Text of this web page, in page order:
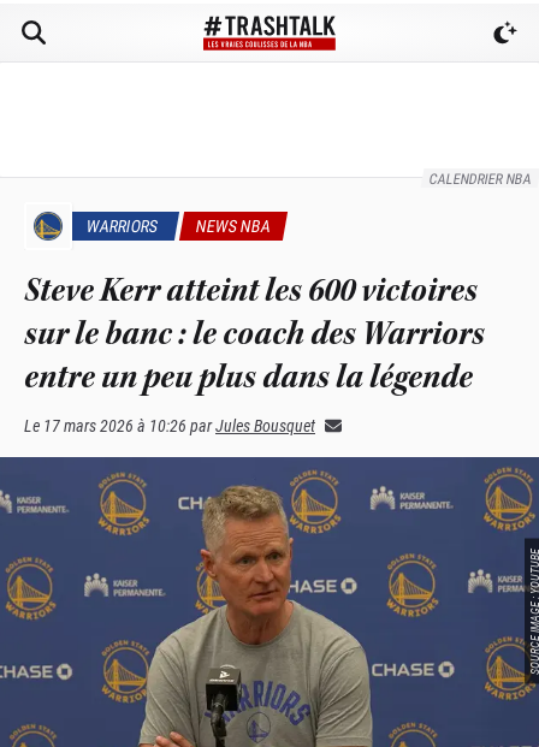
CALENDRIER NBA
WARRIORS NEWS NBA
Steve Kerr atteint les 600 victoires
sur le banc : le coach des Warriors
entre un peu plus dans la légende
Le 17 mars 2026 à 10:26 parJules Bousquet
SOURCE